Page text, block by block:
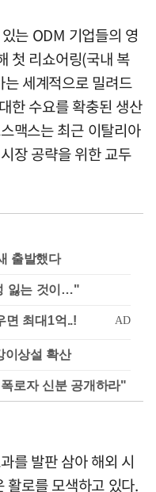
는 ODM 기업들의 영
첫 리쇼어링(국내 복
세계적으로 밀려드
한 수요를 확충된 생산
맥스는 최근 이탈리아
장 공략을 위한 교두
출발했다
잃는 것이…"
이상설 확산
로자 신분 공개하라"
를 발판 삼아 해외 시
활로를 모색하고 있다.